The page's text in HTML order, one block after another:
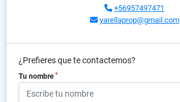
+56957497471
yarellaprop@gmail.com
¿Prefieres que te contactemos?
Tu nombre *